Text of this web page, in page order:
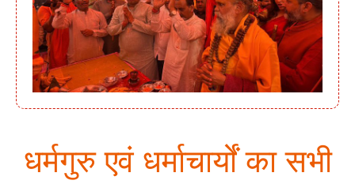
धर्मगुरु एवं धर्माचार्यों का सभी